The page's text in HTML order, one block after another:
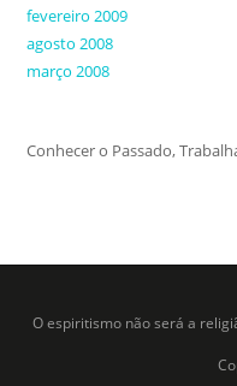
fevereiro 2009
agosto 2008
março 2008
Conhecer o Passado,
O espiritismo não será a